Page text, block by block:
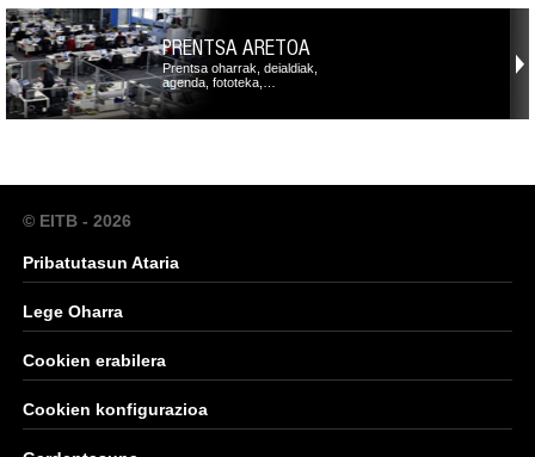
PRENTSA ARETOA
Prentsa oharrak, deialdiak,
agenda, fototeka,…
© EITB - 2026
Pribatutasun Ataria
Lege Oharra
Cookien erabilera
Cookien konfigurazioa